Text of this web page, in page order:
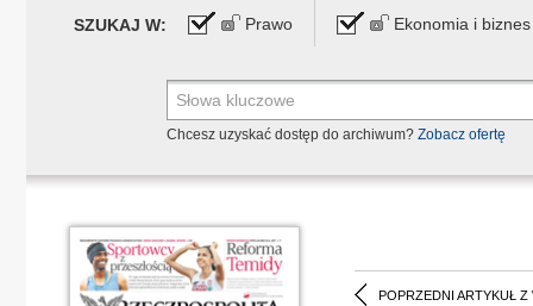
SZUKAJ W: Prawo Ekonomia i biznes
Chcesz uzyskać dostęp do archiwum? Zobacz ofertę
POPRZEDNI ARTYKUŁ Z